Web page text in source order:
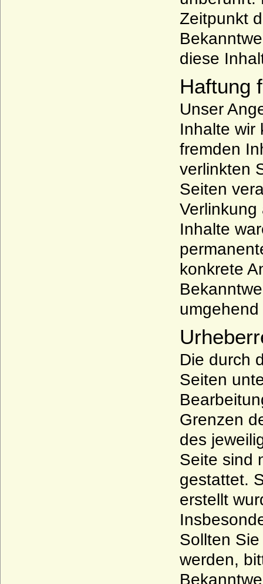
Zeitpunkt
diese
Haftung
Unser
Inhalte wir
fremden
verlinkten
Seiten
Inhalte
konkrete
Die durch
Seiten
Grenzen
des
Seite sind
gestattet.
erstellt
Sollten
werden,